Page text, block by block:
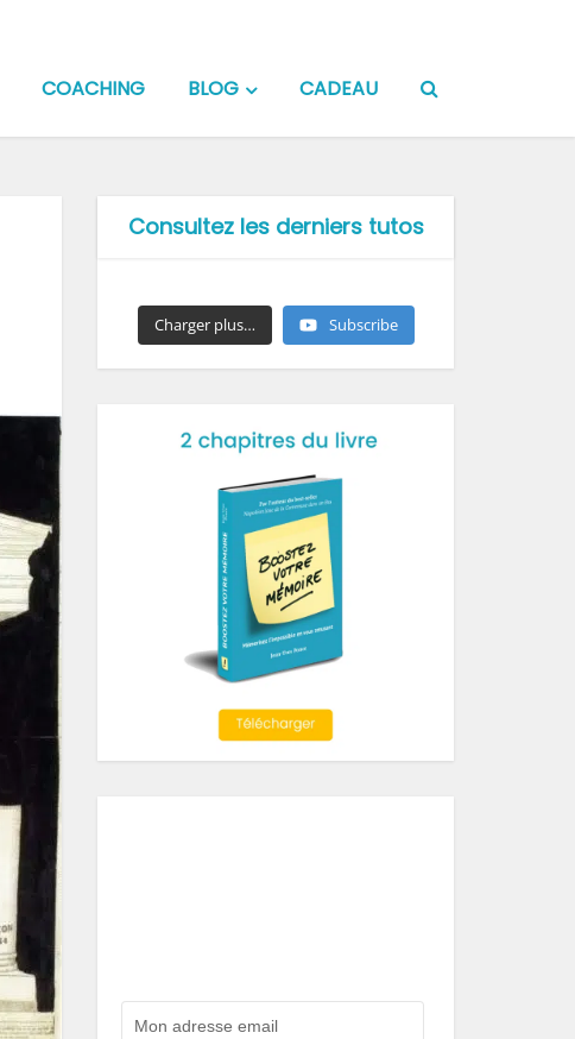
COACHING BLOG CADEAU
Consultez les derniers tutos
Charger plus… Subscribe